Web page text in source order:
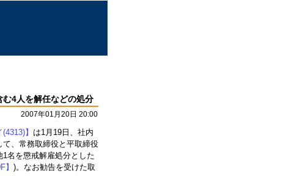
4人を解任などの処分
2007年01月20日 20:00
】 は1月19日、社内
、常務取締役と平取締役
名を懲戒解雇処分とした
】 )。なお勧告を受けた取